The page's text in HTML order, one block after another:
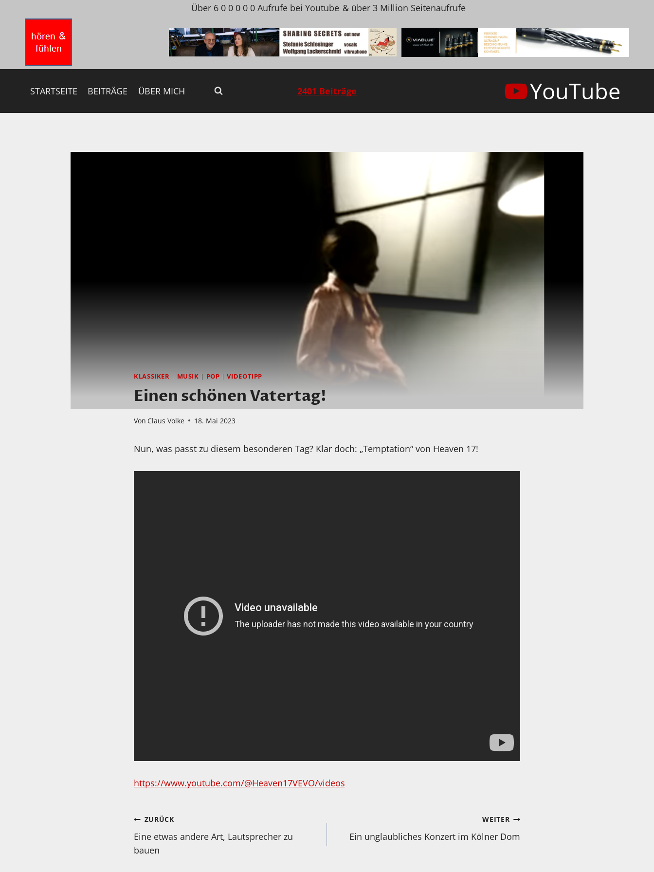
springen
Über 6 0 0 0 0 0 Aufrufe bei Youtube & über 3 Million Seitenaufrufe
STARTSEITE BEITRÄGE ÜBER MICH 2401 Beiträge YouTube
KLASSIKER | MUSIK | POP |VIDEOTIPP
Einen schönen Vatertag!
Von Claus Volke 18. Mai 2023
Nun, was passt zu diesem besonderen Tag? Klar doch: „Temptation“ von Heaven 17!
https://www.youtube.com/@Heaven17VEVO/videos
Beitragsnavigation
ZURÜCK
Eine etwas andere Art, Lautsprecher zu
bauen
WEITER
Ein unglaubliches Konzert im Kölner Dom